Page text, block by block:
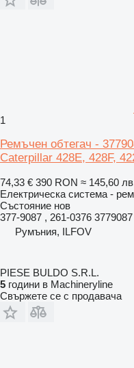
1
Ремъчен обтегач -
Caterpillar 428E, 428F,
74,33 € 390 RON ≈ 145,60
Електрическа система -
Състояние нов
377-9087 , 261-0376
Румъния, ILFOV
PIESE BULDO S.R.L.
5 години в Machineryline
Свържете се с продавача